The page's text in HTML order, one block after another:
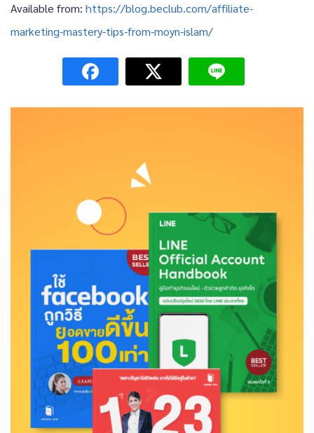
Available from: https://blog.beclub.com/affiliate-
marketing-mastery-tips-from-moyn-islam/